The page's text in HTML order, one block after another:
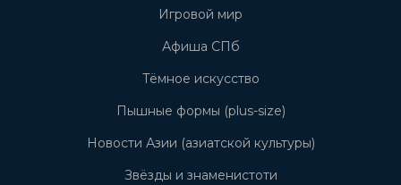
Игровой мир
Афиша СПб
Тёмное искусство
Пышные формы (plus-size)
Новости Азии (азиатской культуры)
Звёзды и знаменистоти